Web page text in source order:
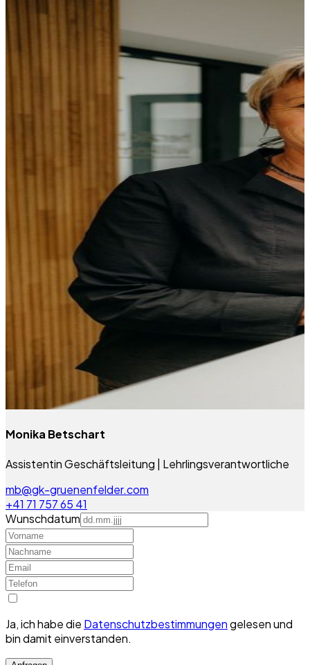
Monika Betschart
Assistentin Geschäftsleitung | Lehrlingsverantwortliche
mb@gk-gruenenfelder.com
+41 71 757 65 41
Wunschdatum
Ja, ich habe die Datenschutzbestimmungengelesen und
bin damit einverstanden.